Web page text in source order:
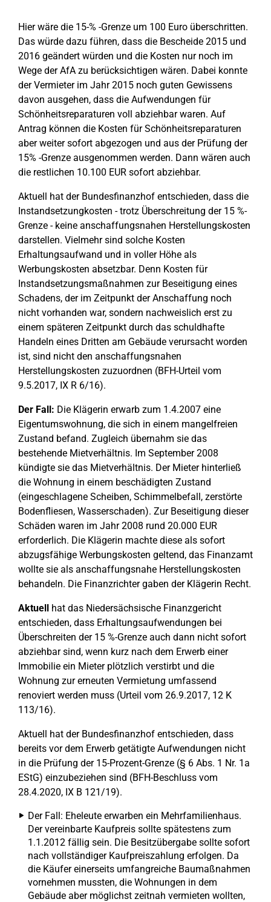
Hier wäre die 15-% -Grenze um 100 Euro überschritten.
Das würde dazu führen, dass die Bescheide 2015 und
2016 geändert würden und die Kosten nur noch im
Wege der AfA zu berücksichtigen wären. Dabei konnte
der Vermieter im Jahr 2015 noch guten Gewissens
davon ausgehen, dass die Aufwendungen für
Schönheitsreparaturen voll abziehbar waren. Auf
Antrag können die Kosten für Schönheitsreparaturen
aber weiter sofort abgezogen und aus der Prüfung der
15% -Grenze ausgenommen werden. Dann wären auch
die restlichen 10.100 EUR sofort abziehbar.
Aktuell hat der Bundesfinanzhof entschieden, dass die
Instandsetzungkosten - trotz Überschreitung der 15 %-
Grenze - keine anschaffungsnahen Herstellungskosten
darstellen. Vielmehr sind solche Kosten
Erhaltungsaufwand und in voller Höhe als
Werbungskosten absetzbar. Denn Kosten für
Instandsetzungsmaßnahmen zur Beseitigung eines
Schadens, der im Zeitpunkt der Anschaffung noch
nicht vorhanden war, sondern nachweislich erst zu
einem späteren Zeitpunkt durch das schuldhafte
Handeln eines Dritten am Gebäude verursacht worden
ist, sind nicht den anschaffungsnahen
Herstellungskosten zuzuordnen (BFH-Urteil vom
9.5.2017, IX R 6/16).
Der Fall: Die Klägerin erwarb zum 1.4.2007 eine
Eigentumswohnung, die sich in einem mangelfreien
Zustand befand. Zugleich übernahm sie das
bestehende Mietverhältnis. Im September 2008
kündigte sie das Mietverhältnis. Der Mieter hinterließ
die Wohnung in einem beschädigten Zustand
(eingeschlagene Scheiben, Schimmelbefall, zerstörte
Bodenfliesen, Wasserschaden). Zur Beseitigung dieser
Schäden waren im Jahr 2008 rund 20.000 EUR
erforderlich. Die Klägerin machte diese als sofort
abzugsfähige Werbungskosten geltend, das Finanzamt
wollte sie als anschaffungsnahe Herstellungskosten
behandeln. Die Finanzrichter gaben der Klägerin Recht.
Aktuell hat das Niedersächsische Finanzgericht
entschieden, dass Erhaltungsaufwendungen bei
Überschreiten der 15 %-Grenze auch dann nicht sofort
abziehbar sind, wenn kurz nach dem Erwerb einer
Immobilie ein Mieter plötzlich verstirbt und die
Wohnung zur erneuten Vermietung umfassend
renoviert werden muss (Urteil vom 26.9.2017, 12 K
113/16).
Aktuell hat der Bundesfinanzhof entschieden, dass
bereits vor dem Erwerb getätigte Aufwendungen nicht
in die Prüfung der 15-Prozent-Grenze (§ 6 Abs. 1 Nr. 1a
EStG) einzubeziehen sind (BFH-Beschluss vom
28.4.2020, IX B 121/19).
Der Fall: Eheleute erwarben ein Mehrfamilienhaus.
Der vereinbarte Kaufpreis sollte spätestens zum
1.1.2012 fällig sein. Die Besitzübergabe sollte sofort
nach vollständiger Kaufpreiszahlung erfolgen. Da
die Käufer einerseits umfangreiche Baumaßnahmen
vornehmen mussten, die Wohnungen in dem
Gebäude aber möglichst zeitnah vermieten wollten,